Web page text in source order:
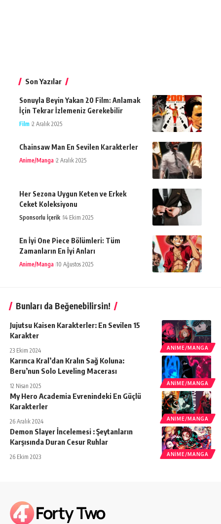
Son Yazılar
Sonuyla Beyin Yakan 20 Film: Anlamak
İçin Tekrar İzlemeniz Gerekebilir
Film 2 Aralık 2025
Chainsaw Man En Sevilen Karakterler
Anime/Manga 2 Aralık 2025
Her Sezona Uygun Keten ve Erkek
Ceket Koleksiyonu
Sponsorlu İçerik 14 Ekim 2025
En İyi One Piece Bölümleri: Tüm
Zamanların En İyi Anları
Anime/Manga 10 Ağustos 2025
Bunları da Beğenebilirsin!
ANIME/MANGA
Jujutsu Kaisen Karakterler: En Sevilen 15
Karakter
23 Ekim 2024
ANIME/MANGA
Karınca Kral’dan Kralın Sağ Koluna:
Beru’nun Solo Leveling Macerası
12 Nisan 2025
ANIME/MANGA
My Hero Academia Evrenindeki En Güçlü
Karakterler
26 Aralık 2024
ANIME/MANGA
Demon Slayer İncelemesi : Şeytanların
Karşısında Duran Cesur Ruhlar
26 Ekim 2023